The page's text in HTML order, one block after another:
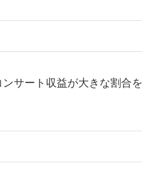
サート収益が大きな割合